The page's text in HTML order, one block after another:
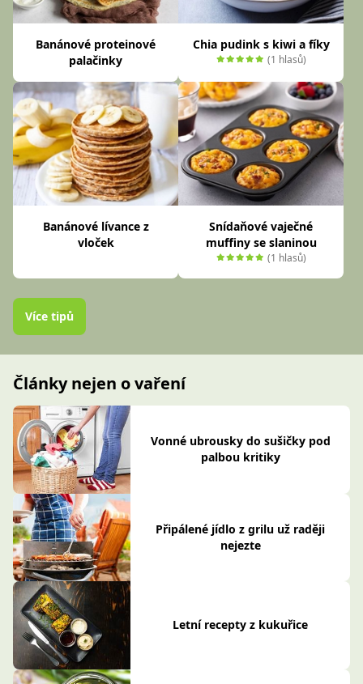
Banánové proteinové
palačinky
Chia pudink s kiwi a fíky
(1 hlasů)
Banánové lívance z
vloček
Snídaňové vaječné
muffiny se slaninou
(1 hlasů)
Více tipů
Články nejen o vaření
Vonné ubrousky do sušičky pod
palbou kritiky
Připálené jídlo z grilu už raději
nejezte
Letní recepty z kukuřice